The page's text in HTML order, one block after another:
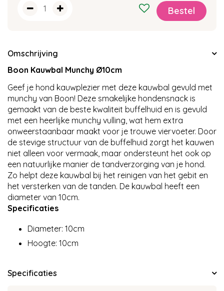
Omschrijving
Boon Kauwbal Munchy Ø10cm
Geef je hond kauwplezier met deze kauwbal gevuld met
munchy van Boon! Deze smakelijke hondensnack is
gemaakt van de beste kwaliteit buffelhuid en is gevuld
met een heerlijke munchy vulling, wat hem extra
onweerstaanbaar maakt voor je trouwe viervoeter. Door
de stevige structuur van de buffelhuid zorgt het kauwen
niet alleen voor vermaak, maar ondersteunt het ook op
een natuurlijke manier de tandverzorging van je hond.
Zo helpt deze kauwbal bij het reinigen van het gebit en
het versterken van de tanden. De kauwbal heeft een
diameter van 10cm.
Specificaties
Diameter: 10cm
Hoogte: 10cm
Specificaties